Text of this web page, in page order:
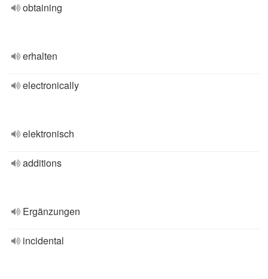
obtaining
erhalten
electronically
elektronisch
additions
Ergänzungen
incidental